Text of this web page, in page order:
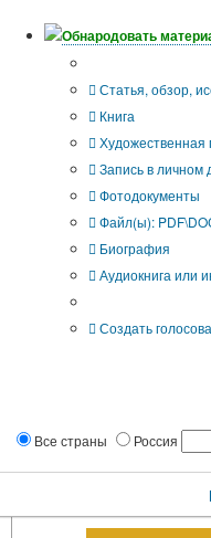
Обнародовать
Статья, обзор,
Книга
Художественная
Запись в личном
Фотодокументы
Файл(ы):
Биография
Аудиокнига или
Создать
Все страны Россия